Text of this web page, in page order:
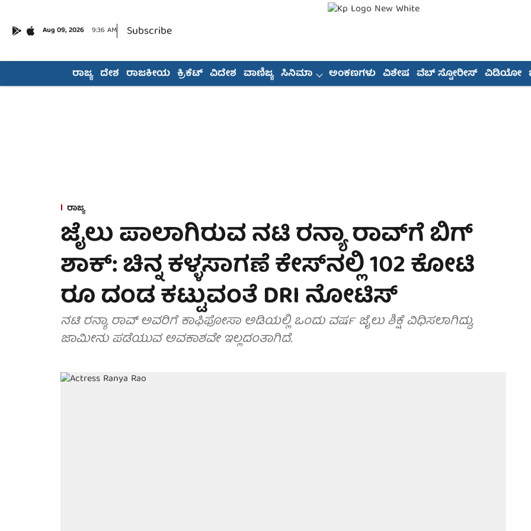
Aug 09, 2026 9:36 AM Subscribe
ರಾಜ್ಯ ದೇಶ ರಾಜಕೀಯ ಕ್ರಿಕೆಟ್ ವಿದೇಶ ವಾಣಿಜ್ಯ ಸಿನಿಮಾ ಅಂಕಣಗಳು ವಿಶೇಷ ವೆಬ್ ಸ್ಟೋರೀಸ್ ವಿಡಿಯೋ
ರಾಜ್ಯ
ಜೈಲು ಪಾಲಾಗಿರುವ ನಟಿ ರನ್ಯಾ ರಾವ್‌ಗೆ ಬಿಗ್
ಶಾಕ್: ಚಿನ್ನ ಕಳ್ಳಸಾಗಣೆ ಕೇಸ್‌ನಲ್ಲಿ 102 ಕೋಟಿ
ರೂ ದಂಡ ಕಟ್ಟುವಂತೆ DRI ನೋಟಿಸ್
ನಟಿ ರನ್ಯಾ ರಾವ್ ಅವರಿಗೆ ಕಾಫಿಫೋಸಾ ಅಡಿಯಲ್ಲಿ ಒಂದು ವರ್ಷ ಜೈಲು ಶಿಕ್ಷೆ ವಿಧಿಸಲಾಗಿದ್ದು,
ಜಾಮೀನು ಪಡೆಯುವ ಅವಕಾಶವೇ ಇಲ್ಲದಂತಾಗಿದೆ.